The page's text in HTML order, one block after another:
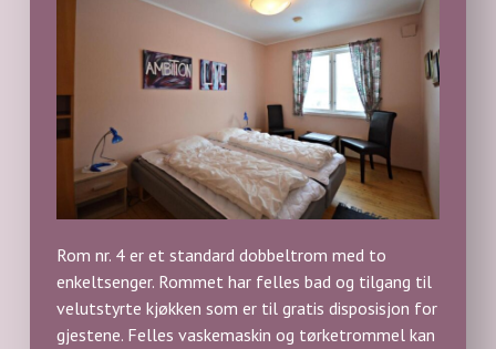
Rom nr. 4 er et standard dobbeltrom med to
enkeltsenger. Rommet har felles bad og tilgang til
velutstyrte kjøkken som er til gratis disposisjon for
gjestene. Felles vaskemaskin og tørketrommel kan